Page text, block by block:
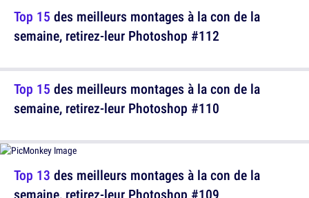
Top 15 des meilleurs montages à la con de la
semaine, retirez-leur Photoshop #110
Top 15 des meilleurs montages à la con de la
semaine, retirez-leur Photoshop #112
Top 13 des meilleurs montages à la con de la